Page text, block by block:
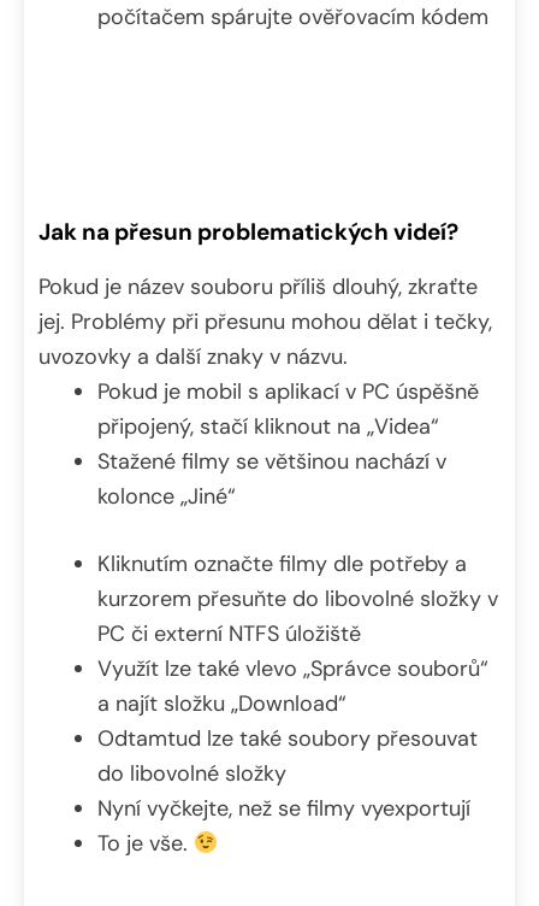
počítačem spárujte ověřovacím kódem
Jak na přesun problematických videí?
Pokud je název souboru příliš dlouhý, zkraťte
jej. Problémy při přesunu mohou dělat i tečky,
uvozovky a další znaky v názvu.
Pokud je mobil s aplikací v PC úspěšně
připojený, stačí kliknout na „Videa“
Stažené filmy se většinou nachází v
kolonce „Jiné“
Kliknutím označte filmy dle potřeby a
kurzorem přesuňte do libovolné složky v
PC či externí NTFS úložiště
Využít lze také vlevo „Správce souborů“
a najít složku „Download“
Odtamtud lze také soubory přesouvat
do libovolné složky
Nyní vyčkejte, než se filmy vyexportují
To je vše.